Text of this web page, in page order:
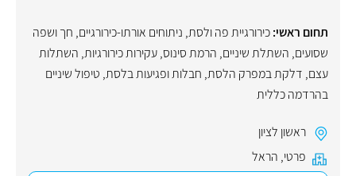
תחום ראשי:כירורגיית פה ולסת, ניתוחים אורתו-כירורגיים, חך ושפה
שסועים, השתלת שיניים, הרמת סינוס,עקירות כירורגיות, השתלות
עצם, דלקת במפרק הלסת, חבלות ופגיעות בלסת, טיפול שיניים
בהרדמה כללית
ראשון לציון
פרטי, הראל